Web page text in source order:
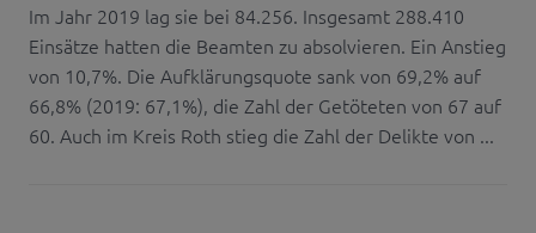
Im Jahr 2019 lag sie bei 84.256. Insgesamt 288.410
Einsätze hatten die Beamten zu absolvieren. Ein Anstieg
von 10,7%. Die Aufklärungsquote sank von 69,2% auf
66,8% (2019: 67,1%), die Zahl der Getöteten von 67 auf
60. Auch im Kreis Roth stieg die Zahl der Delikte von ...